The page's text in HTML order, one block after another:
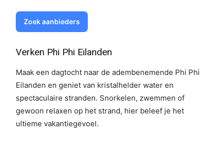
Zoek aanbieders
Verken Phi Phi Eilanden
Maak een dagtocht naar de adembenemende Phi Phi
Eilanden en geniet van kristalhelder water en
spectaculaire stranden. Snorkelen, zwemmen of
gewoon relaxen op het strand, hier beleef je het
ultieme vakantiegevoel.